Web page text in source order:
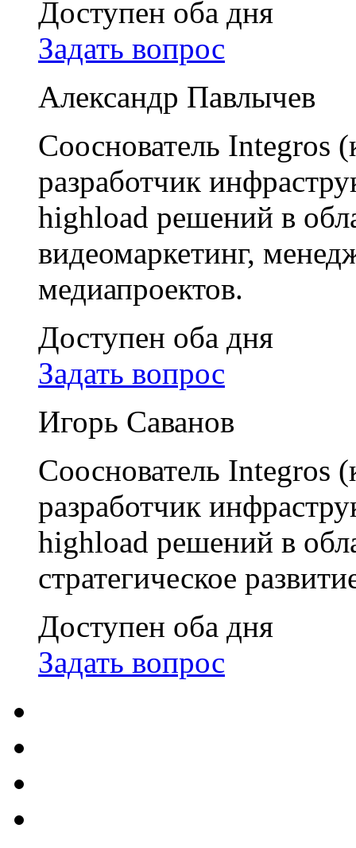
Доступен оба дня
Задать вопрос
Александр Павлычев
Сооснователь Integros
разработчик
highload решений в
видеомаркетинг,
медиапроектов.
Доступен оба дня
Задать вопрос
Игорь Саванов
Сооснователь Integros
разработчик
highload решений в
стратегическое
Доступен оба дня
Задать вопрос